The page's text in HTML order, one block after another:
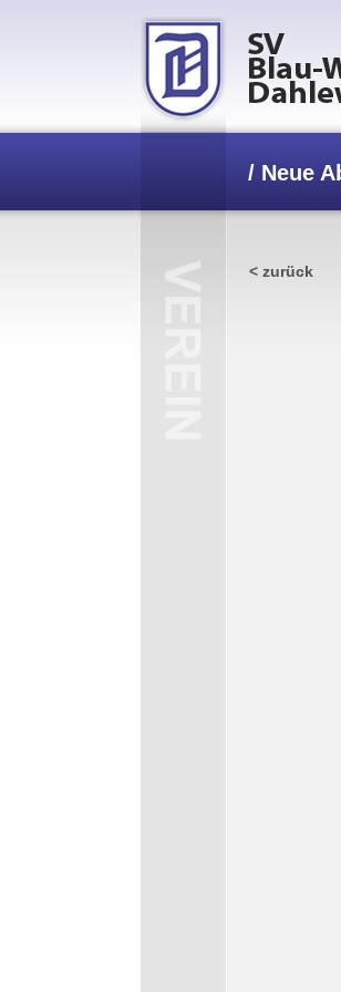
/ Neue
< zurück